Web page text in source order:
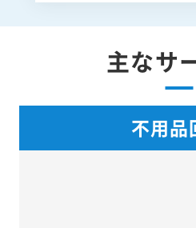
主なサ
不用品